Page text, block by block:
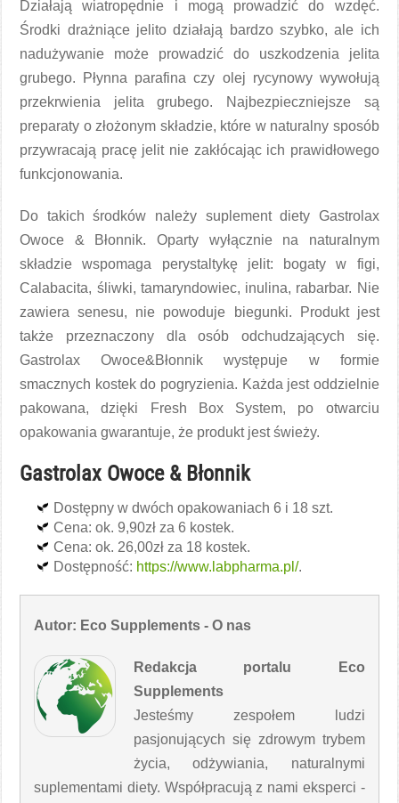
Działają wiatropędnie i mogą prowadzić do wzdęć.
Środki drażniące jelito działają bardzo szybko, ale ich
nadużywanie może prowadzić do uszkodzenia jelita
grubego. Płynna parafina czy olej rycynowy wywołują
przekrwienia jelita grubego. Najbezpieczniejsze są
preparaty o złożonym składzie, które w naturalny sposób
przywracają pracę jelit nie zakłócając ich prawidłowego
funkcjonowania.
Do takich środków należy suplement diety Gastrolax
Owoce & Błonnik. Oparty wyłącznie na naturalnym
składzie wspomaga perystaltykę jelit: bogaty w figi,
Calabacita, śliwki, tamaryndowiec, inulina, rabarbar. Nie
zawiera senesu, nie powoduje biegunki. Produkt jest
także przeznaczony dla osób odchudzających się.
Gastrolax Owoce&Błonnik występuje w formie
smacznych kostek do pogryzienia. Każda jest oddzielnie
pakowana, dzięki Fresh Box System, po otwarciu
opakowania gwarantuje, że produkt jest świeży.
Gastrolax Owoce & Błonnik
Dostępny w dwóch opakowaniach 6 i 18 szt.
Cena: ok. 9,90zł za 6 kostek.
Cena: ok. 26,00zł za 18 kostek.
Dostępność: https://www.labpharma.pl/.
Autor: Eco Supplements - O nas
Redakcja portalu Eco
Supplements
Jesteśmy zespołem ludzi
pasjonujących się zdrowym trybem
życia, odżywiania, naturalnymi
suplementami diety. Współpracują z nami eksperci -